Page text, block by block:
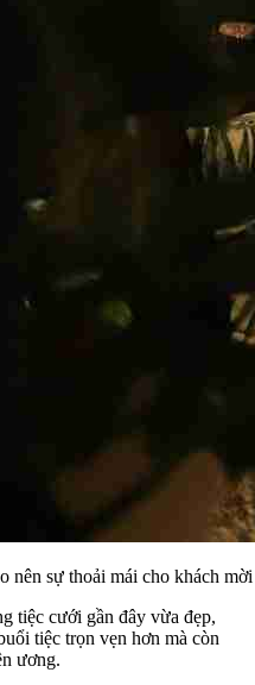
nên sự thoải mái cho khách mời
tiệc cưới gần đây vừa đẹp,
tiệc trọn vẹn hơn mà còn
ương.